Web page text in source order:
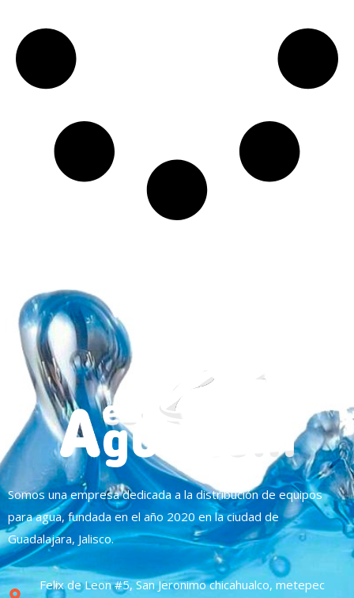
Somos una empresa dedicada a la distribución de equipos
para agua, fundada en el año 2020 en la ciudad de
Guadalajara, Jalisco.
Felix de Leon #5, San Jeronimo chicahualco, metepec